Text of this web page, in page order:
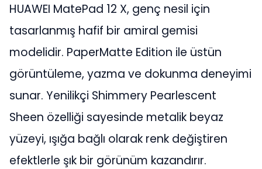
HUAWEI MatePad 12 X, genç nesil için
tasarlanmış hafif bir amiral gemisi
modelidir. PaperMatte Edition ile üstün
görüntüleme, yazma ve dokunma deneyimi
sunar. Yenilikçi Shimmery Pearlescent
Sheen özelliği sayesinde metalik beyaz
yüzeyi, ışığa bağlı olarak renk değiştiren
efektlerle şık bir görünüm kazandırır.